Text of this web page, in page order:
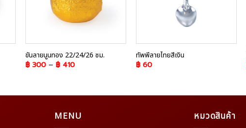
ขันลายนูนทอง 22/24/26 ซม.
฿300– ฿410
ทัพพีลายไทยสีเงิน
฿60
MENU หมวดสินค้า